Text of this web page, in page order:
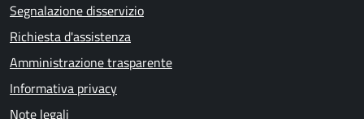
Segnalazione disservizio
Richiesta d'assistenza
Amministrazione trasparente
Informativa privacy
Note legali